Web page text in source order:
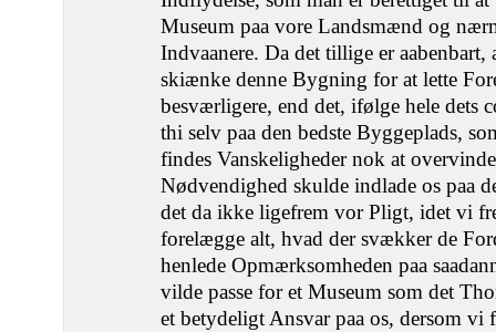
Museum paa vore Landsmænd og
Indvaanere. Da det tillige er
skiænke denne Bygning for at lette
besværligere, end det, ifølge hele dets
thi selv paa den bedste Byggeplads,
findes Vanskeligheder nok at
Nødvendighed skulde indlade os paa
det da ikke ligefrem vor Pligt, idet vi
forelægge alt, hvad der svækker de
henlede Opmærksomheden paa
vilde passe for et Museum som det
et betydeligt Ansvar paa os, dersom vi